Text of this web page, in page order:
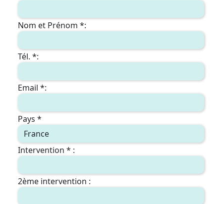
Nom et Prénom *:
Tél. *:
Email *:
Pays *
Intervention * :
2ème intervention :